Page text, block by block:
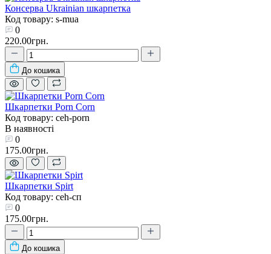
Консерва Ukrainian шкарпетка
Код товару: s-mua
0
220.00грн.
До кошика
Шкарпетки Porn Corn
Код товару: ceh-porn
В наявності
0
175.00грн.
Шкарпетки Spirt
Код товару: ceh-сп
0
175.00грн.
До кошика